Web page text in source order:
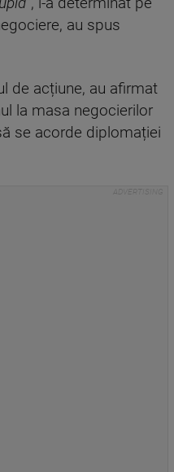
au spus
de acțiune, au afirmat
la masa negocierilor
se acorde diplomației